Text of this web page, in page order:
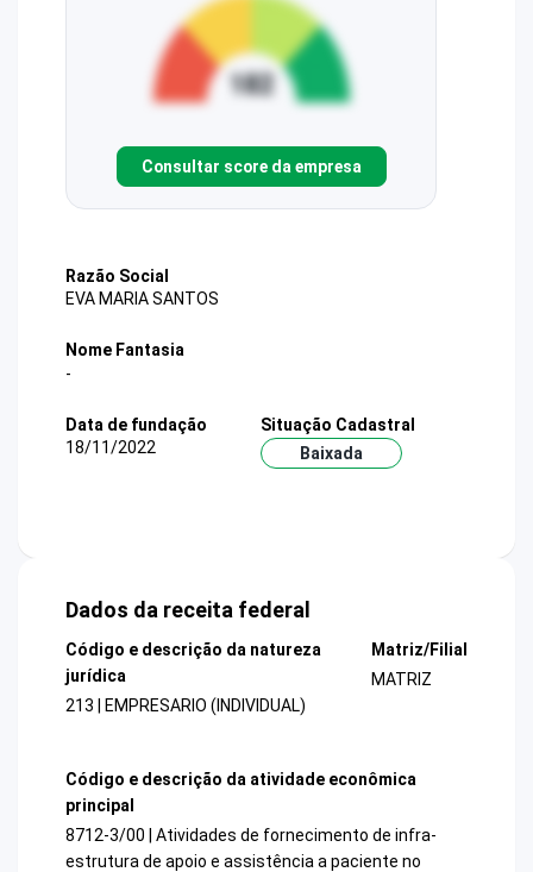
Consultar score da empresa
Razão Social
EVA MARIA SANTOS
Nome Fantasia
-
Data de fundação
18/11/2022
Situação Cadastral
Baixada
Dados da receita federal
Código e descrição da natureza
jurídica
213 | EMPRESARIO (INDIVIDUAL)
Matriz/Filial
MATRIZ
Código e descrição da atividade econômica
principal
8712-3/00 | Atividades de fornecimento de infra-
estrutura de apoio e assistência a paciente no